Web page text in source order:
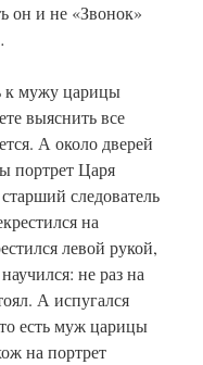
он и не «Звонок»
к мужу царицы
выяснить все
А около дверей
портрет Царя
следователь
на
левой рукой,
не раз на
А испугался
есть муж царицы
на портрет